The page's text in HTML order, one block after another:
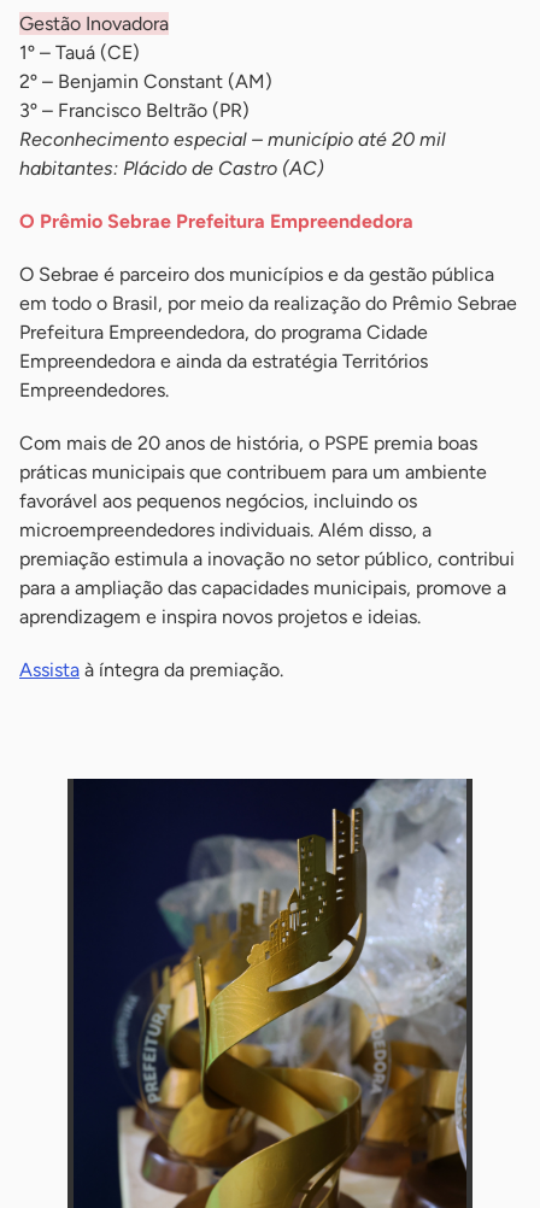
Gestão Inovadora
1º – Tauá (CE)
2º – Benjamin Constant (AM)
3º – Francisco Beltrão (PR)
Reconhecimento especial – município até 20 mil
habitantes: Plácido de Castro (AC)
O Prêmio Sebrae Prefeitura Empreendedora
O Sebrae é parceiro dos municípios e da gestão pública
em todo o Brasil, por meio da realização do Prêmio Sebrae
Prefeitura Empreendedora, do programa Cidade
Empreendedora e ainda da estratégia Territórios
Empreendedores.
Com mais de 20 anos de história, o PSPE premia boas
práticas municipais que contribuem para um ambiente
favorável aos pequenos negócios, incluindo os
microempreendedores individuais. Além disso, a
premiação estimula a inovação no setor público, contribui
para a ampliação das capacidades municipais, promove a
aprendizagem e inspira novos projetos e ideias.
Assista à íntegra da premiação.